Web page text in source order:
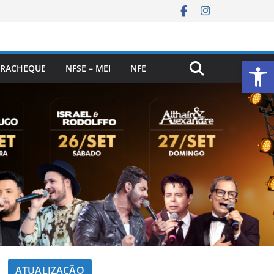
NFSE – MEI NFE
ATUALIZAÇÃO